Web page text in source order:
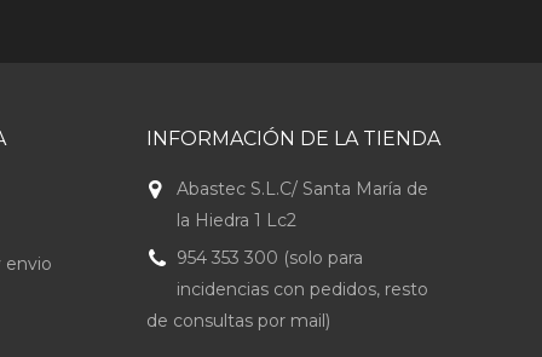
envio
INFORMACIÓN DE LA TIENDA
Abastec S.L.C/ Santa María de
la Hiedra 1 Lc2
954 353 300 (solo para
incidencias con pedidos, resto
de consultas por mail)